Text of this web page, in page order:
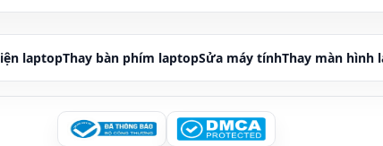
512GB thoải mái hơn khi chưa kịp dọn.
content nhẹ nếu gọn tab và ít app chạy
lâu dài 4–5 năm, hoặc làm nhiều việc
laptopThay bàn phím laptopSửa máy tínhThay màn hình